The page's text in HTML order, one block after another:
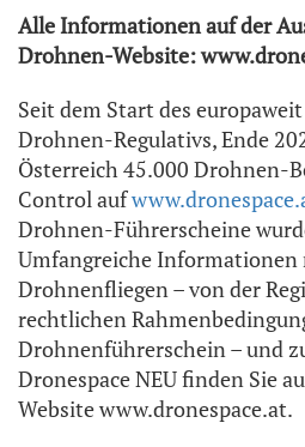
Alle Informationen auf der
Drohnen-Website:
Seit dem Start des
Drohnen-Regulativs, Ende
Österreich 45.000 Drohnen-
Control auf
Drohnen-Führerscheine
Umfangreiche Informationen
Drohnenfliegen – von der
rechtlichen
Drohnenführerschein – und
Dronespace NEU finden Sie
Website www.dronespace.at.